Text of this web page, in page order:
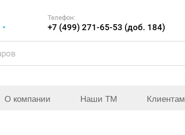
Телефон:
+7 (499) 271-65-53 (доб. 184)
О компании Наши ТМ Клиентам